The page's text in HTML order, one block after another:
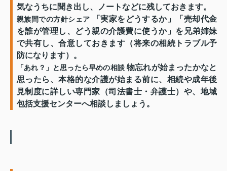
気なうちに聞き出し、ノートなどに残しておきます。
親族間での方針シェア 「実家をどうするか」「売却代金
を誰が管理し、どう親の介護費に使うか」を兄弟姉妹
で共有し、合意しておきます（将来の相続トラブル予
防になります）。
「あれ？」と思ったら早めの相談物忘れが始まったかなと
思ったら、本格的な介護が始まる前に、相続や成年後
見制度に詳しい専門家（司法書士・弁護士）や、地域
包括支援センターへ相談しましょう。